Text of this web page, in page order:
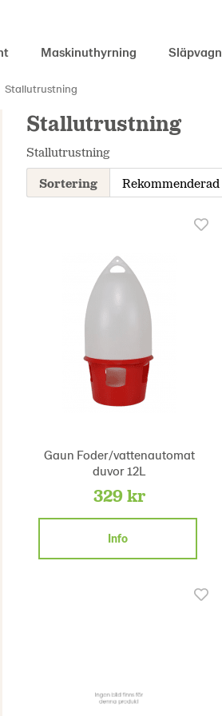
Maskinuthyrning Släpvagn
Stallutrustning
Stallutrustning
Stallutrustning
Sortering
Gaun Foder/vattenautomat
duvor 12L
329 kr
Info